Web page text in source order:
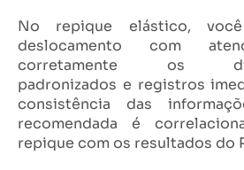
No repique elástico,
deslocamento com
corretamente os
padronizados e registros
consistência das
recomendada é
repique com os resultados do